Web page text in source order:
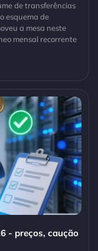
de transferências
esquema de
a mesa neste
mensal recorrente
- preços, caução